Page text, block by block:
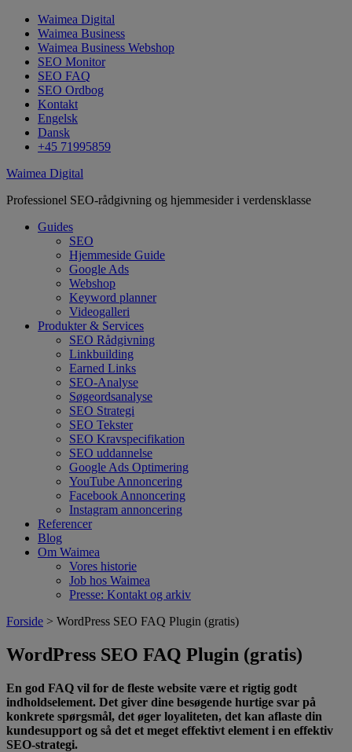
Waimea Digital
Waimea Business
Waimea Business Webshop
SEO Monitor
SEO FAQ
SEO Ordbog
Kontakt
Engelsk
Dansk
+45 71995859
Waimea Digital
Professionel SEO-rådgivning og hjemmesider i verdensklasse
Guides
SEO
Hjemmeside Guide
Google Ads
Webshop
Keyword planner
Videogalleri
Produkter & Services
SEO Rådgivning
Linkbuilding
Earned Links
SEO-Analyse
Søgeordsanalyse
SEO Strategi
SEO Tekster
SEO Kravspecifikation
SEO uddannelse
Google Ads Optimering
YouTube Annoncering
Facebook Annoncering
Instagram annoncering
Referencer
Blog
Om Waimea
Vores historie
Job hos Waimea
Presse: Kontakt og arkiv
Forside > WordPress SEO FAQ Plugin (gratis)
WordPress SEO FAQ Plugin (gratis)
En god FAQ vil for de fleste website være et rigtig godt
indholdselement. Det giver dine besøgende hurtige svar på
konkrete spørgsmål, det øger loyaliteten, det kan aflaste din
kundesupport og så det et meget effektivt element i en effektiv
SEO-strategi.